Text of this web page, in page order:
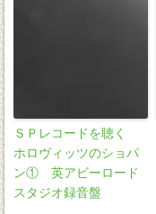
ＳＰレコードを聴く
ホロヴィッツのショパ
ン① 英アビーロード
スタジオ録音盤